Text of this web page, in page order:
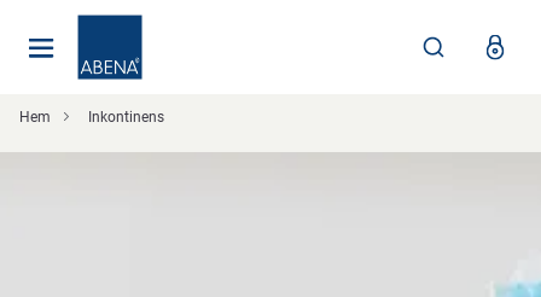
Hem Inkontinens